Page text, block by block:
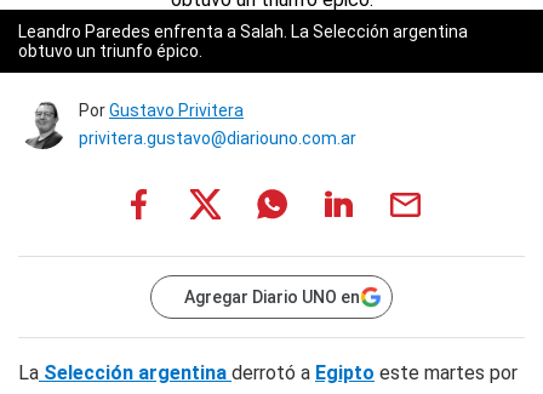
Leandro Paredes enfrenta a Salah. La Selección argentina
obtuvo un triunfo épico.
PorGustavo Privitera
privitera.gustavo@diariouno.com.ar
Agregar Diario UNO en
La Selección argentina derrotó a Egipto este martes por